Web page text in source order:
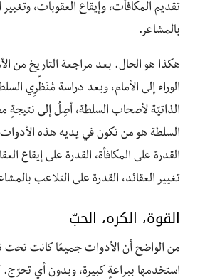
تقديم المكافأت، وإيقاع العقوبات، وتغيير
بالمشاعر.
هكذا هو الحال. بعد مراجعة التاريخ من
الوراء إلى الأمام، وبعد دراسة مُنَظِّرِي
الذاتيّة لأصحاب السلطة، أصِلُ إلى
السلطة هو من تكون في يديه هذه
القدرة على المكافأة، القدرة على إيقاع
تغيير العقائد، القدرة على التلاعب
القوة، الكره، الحبّ
من الواضح أن الأدوات جميعًا كانت تحت
استخدمها ببراعةٍ كبيرة، وبدون أي تحرّج.